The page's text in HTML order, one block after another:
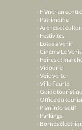
Flâner en
Patrimoine
Arènes et
Festivités
Lotos à venir
Cinéma Le
Foires et
Vidourle
Voie verte
Ville fleurie
Guide
Office du
Plan interactif
Parkings
Bornes